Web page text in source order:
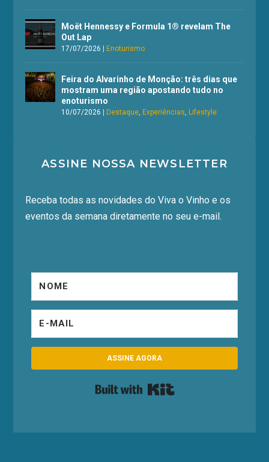
Moët Hennessy e Formula 1® revelam The
Out Lap
17/07/2026 |Enoturismo
Feira do Alvarinho de Monção: três dias que
mostram uma região apostando tudo no
enoturismo
10/07/2026 |Destaque ,Experiências ,Lifestyle
ASSINE NOSSA NEWSLETTER
Receba todas as novidades do Viva o Vinho e os
eventos da semana diretamente no seu e-mail.
ASSINE AGORA